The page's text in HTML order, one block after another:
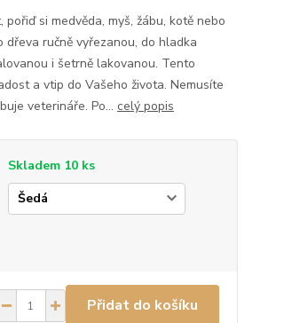
si medvěda, myš, žábu, kotě nebo
dřeva ručně vyřezanou, do hladka
i šetrně lakovanou. Tento
a vtip do Vašeho života. Nemusíte
veterináře. Po... celý popis
Skladem 10 ks
Přidat do košíku